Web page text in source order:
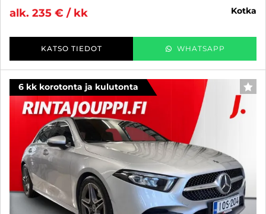
alk. 235 € / kk
kotka
KATSO TIEDOT WHATSAPP
6 kk korotonta ja kulutonta